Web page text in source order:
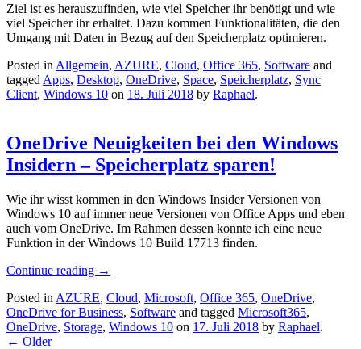
Ziel ist es herauszufinden, wie viel Speicher ihr benötigt und wie
viel Speicher ihr erhaltet. Dazu kommen Funktionalitäten, die den
Umgang mit Daten in Bezug auf den Speicherplatz optimieren.
Posted in Allgemein, AZURE, Cloud, Office 365, Software and
tagged Apps, Desktop, OneDrive, Space, Speicherplatz, Sync
Client, Windows 10 on 18. Juli 2018 by Raphael.
OneDrive Neuigkeiten bei den Windows
Insidern – Speicherplatz sparen!
Wie ihr wisst kommen in den Windows Insider Versionen von
Windows 10 auf immer neue Versionen von Office Apps und eben
auch vom OneDrive. Im Rahmen dessen konnte ich eine neue
Funktion in der Windows 10 Build 17713 finden.
Continue reading →
Posted in AZURE, Cloud, Microsoft, Office 365, OneDrive,
OneDrive for Business, Software and tagged Microsoft365,
OneDrive, Storage, Windows 10 on 17. Juli 2018 by Raphael.
← Older